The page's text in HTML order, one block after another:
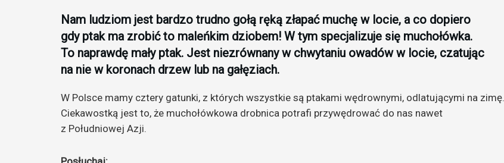
Nam ludziom jest bardzo trudno gołą ręką złapać muchę w locie, a co dopiero
gdy ptak ma zrobić to maleńkim dziobem! W tym specjalizuje się muchołówka.
To naprawdę mały ptak. Jest niezrównany w chwytaniu owadów w locie, czatując
na nie w koronach drzew lub na gałęziach.
W Polsce mamy cztery gatunki, z których wszystkie są ptakami wędrownymi, odlatującymi na zimę.
Ciekawostką jest to, że muchołówkowa drobnica potrafi przywędrować do nas nawet
z Południowej Azji.